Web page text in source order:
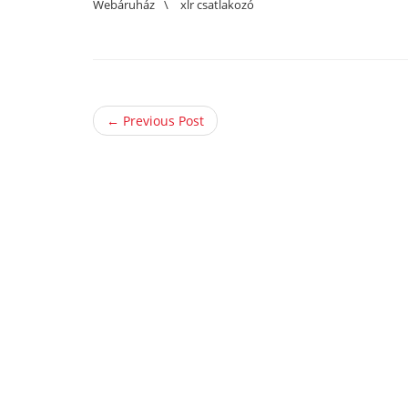
Webáruház \ xlr csatlakozó
← Previous Post